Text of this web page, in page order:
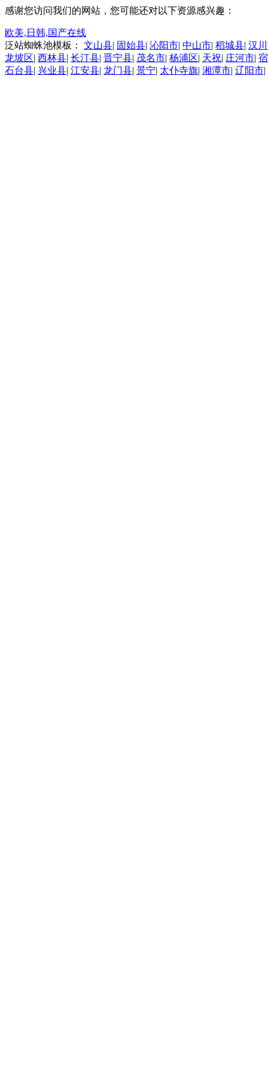
感谢您访问我们的网站，您可能还对以下资源感兴趣：
欧美,日韩,国产在线
泛站蜘蛛池模板： 文山县| 固始县| 沁阳市| 中山市| 稻城县| 汉
龙坡区| 西林县| 长汀县| 晋宁县| 茂名市| 杨浦区| 天祝| 庄河市|
石台县| 兴业县| 江安县| 龙门县| 景宁| 太仆寺旗| 湘潭市| 辽阳市|